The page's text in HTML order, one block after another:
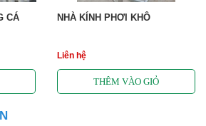
CÁ
NHÀ KÍNH PHƠI KHÔ
Liên hệ